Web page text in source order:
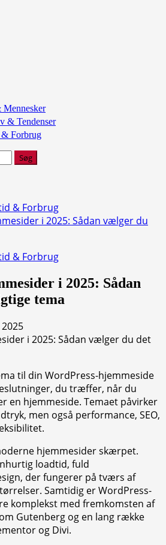
& Tendenser
Forbrug
& Forbrug
i 2025: Sådan vælger du
& Forbrug
i 2025: Sådan
tema
til din WordPress-hjemmeside
du træffer, når du
en hjemmeside. Temaet påvirker
men også performance, SEO,
hjemmesider skærpet.
loadtid, fuld
der fungerer på tværs af
Samtidig er WordPress-
komplekst med fremkomsten af
Gutenberg og en lang række
og Divi.